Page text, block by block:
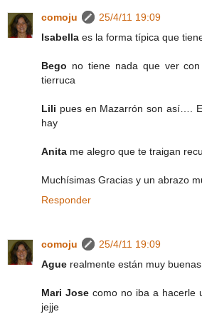
comoju
25/4/11 19:09
Isabella es la forma típica que
Bego no tiene nada que ver
tierruca
Lili pues en Mazarrón son así….
hay
Anita me alegro que te traigan
Muchísimas Gracias y un abrazo
Responder
comoju
25/4/11 19:09
Ague realmente están muy buenas
Mari Jose como no iba a hacerle
jejje